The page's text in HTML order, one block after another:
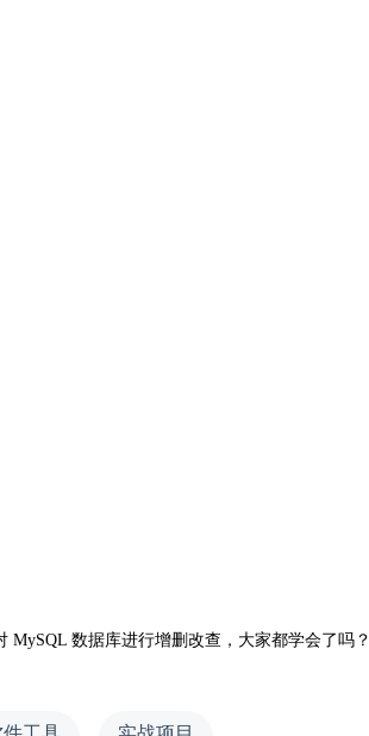
MySQL 数据库进行增删改查，大家都学会了吗？